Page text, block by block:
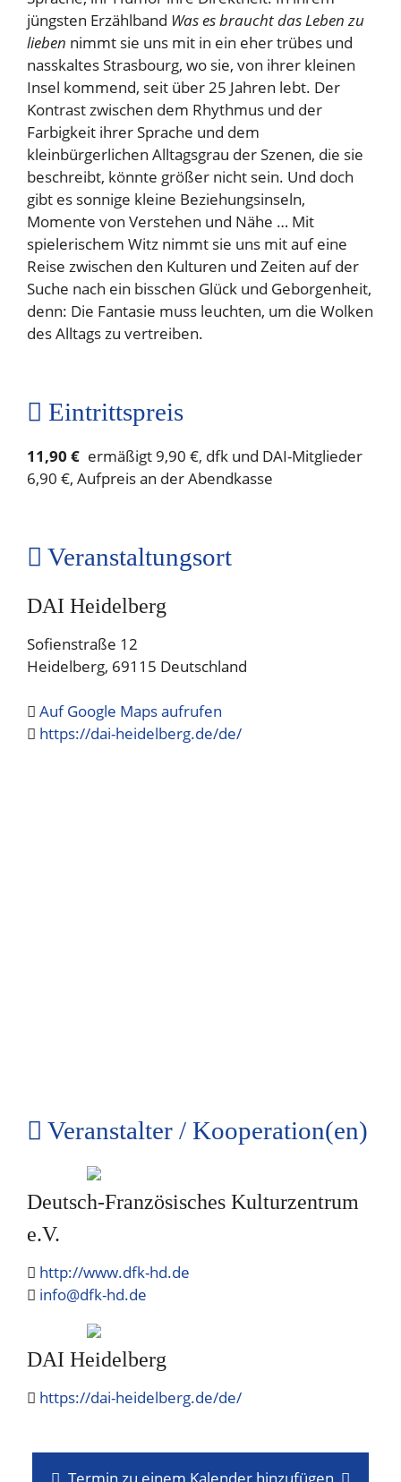
jüngsten Erzählband Was es braucht das Leben zu
lieben nimmt sie uns mit in ein eher trübes und
nasskaltes Strasbourg, wo sie, von ihrer kleinen
Insel kommend, seit über 25 Jahren lebt. Der
Kontrast zwischen dem Rhythmus und der
Farbigkeit ihrer Sprache und dem
kleinbürgerlichen Alltagsgrau der Szenen, die sie
beschreibt, könnte größer nicht sein. Und doch
gibt es sonnige kleine Beziehungsinseln,
Momente von Verstehen und Nähe … Mit
spielerischem Witz nimmt sie uns mit auf eine
Reise zwischen den Kulturen und Zeiten auf der
Suche nach ein bisschen Glück und Geborgenheit,
denn: Die Fantasie muss leuchten, um die Wolken
des Alltags zu vertreiben.
Eintrittspreis
11,90 € ermäßigt 9,90 €, dfk und DAI-Mitglieder
6,90 €, Aufpreis an der Abendkasse
Veranstaltungsort
DAI Heidelberg
Sofienstraße 12
Heidelberg, 69115 Deutschland
Auf Google Maps aufrufen
https://dai-heidelberg.de/de/
Veranstalter / Kooperation(en)
Deutsch-Französisches Kulturzentrum
e.V.
http://www.dfk-hd.de
info@dfk-hd.de
DAI Heidelberg
https://dai-heidelberg.de/de/